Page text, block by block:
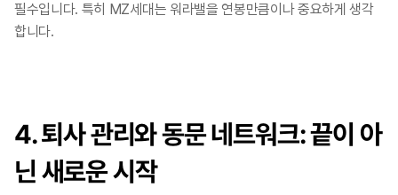
필수입니다. 특히 MZ세대는 워라밸을 연봉만큼이나 중요하게 생각
합니다.
4. 퇴사 관리와 동문 네트워크: 끝이 아
닌 새로운 시작